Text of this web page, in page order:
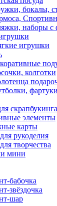
бокалы,
наборы с
игрушки
колготки
фартуки
скрапбукинга
элементы
карты
рукоделия
творчества
мини
бабочка
звёздочка
шар